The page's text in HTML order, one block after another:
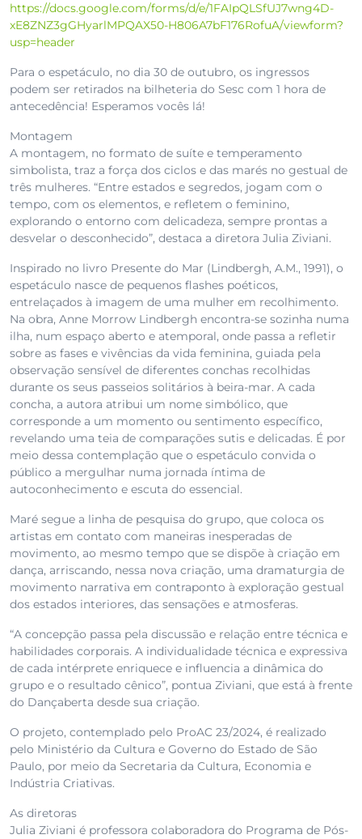
https://docs.google.com/forms/d/e/1FAIpQLSfUJ7wng4D-
xE8ZNZ3gGHyarlMPQAX50-H806A7bF176RofuA/viewform?
usp=header
Para o espetáculo, no dia 30 de outubro, os ingressos
podem ser retirados na bilheteria do Sesc com 1 hora de
antecedência! Esperamos vocês lá!
Montagem
A montagem, no formato de suíte e temperamento
simbolista, traz a força dos ciclos e das marés no gestual de
três mulheres. “Entre estados e segredos, jogam com o
tempo, com os elementos, e refletem o feminino,
explorando o entorno com delicadeza, sempre prontas a
desvelar o desconhecido”, destaca a diretora Julia Ziviani.
Inspirado no livro Presente do Mar (Lindbergh, A.M., 1991), o
espetáculo nasce de pequenos flashes poéticos,
entrelaçados à imagem de uma mulher em recolhimento.
Na obra, Anne Morrow Lindbergh encontra-se sozinha numa
ilha, num espaço aberto e atemporal, onde passa a refletir
sobre as fases e vivências da vida feminina, guiada pela
observação sensível de diferentes conchas recolhidas
durante os seus passeios solitários à beira-mar. A cada
concha, a autora atribui um nome simbólico, que
corresponde a um momento ou sentimento específico,
revelando uma teia de comparações sutis e delicadas. É por
meio dessa contemplação que o espetáculo convida o
público a mergulhar numa jornada íntima de
autoconhecimento e escuta do essencial.
Maré segue a linha de pesquisa do grupo, que coloca os
artistas em contato com maneiras inesperadas de
movimento, ao mesmo tempo que se dispõe à criação em
dança, arriscando, nessa nova criação, uma dramaturgia de
movimento narrativa em contraponto à exploração gestual
dos estados interiores, das sensações e atmosferas.
“A concepção passa pela discussão e relação entre técnica e
habilidades corporais. A individualidade técnica e expressiva
de cada intérprete enriquece e influencia a dinâmica do
grupo e o resultado cênico”, pontua Ziviani, que está à frente
do Dançaberta desde sua criação.
O projeto, contemplado pelo ProAC 23/2024, é realizado
pelo Ministério da Cultura e Governo do Estado de São
Paulo, por meio da Secretaria da Cultura, Economia e
Indústria Criativas.
As diretoras
Julia Ziviani é professora colaboradora do Programa de Pós-